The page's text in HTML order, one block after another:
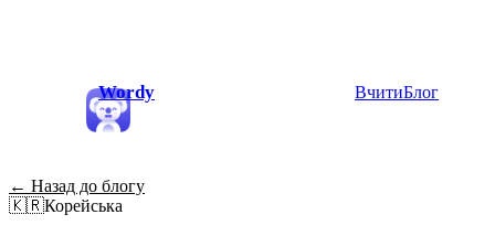
Wordy ВчитиБлог
← Назад до блогу
🇰🇷Корейська